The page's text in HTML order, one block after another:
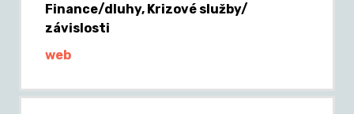
Finance/dluhy, Krizové služby/
závislosti
web